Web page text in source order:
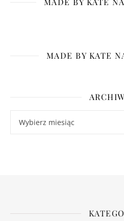
MADE BY KATE